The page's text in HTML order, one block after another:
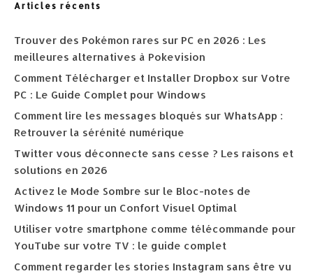
Articles récents
Trouver des Pokémon rares sur PC en 2026 : Les
meilleures alternatives à Pokevision
Comment Télécharger et Installer Dropbox sur Votre
PC : Le Guide Complet pour Windows
Comment lire les messages bloqués sur WhatsApp :
Retrouver la sérénité numérique
Twitter vous déconnecte sans cesse ? Les raisons et
solutions en 2026
Activez le Mode Sombre sur le Bloc-notes de
Windows 11 pour un Confort Visuel Optimal
Utiliser votre smartphone comme télécommande pour
YouTube sur votre TV : le guide complet
Comment regarder les stories Instagram sans être vu